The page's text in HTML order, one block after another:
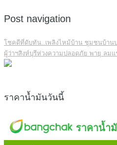
Post navigation
โชคดีที่ดับทัน..เพลิงไหม้บ้าน ชุมชนบ้าน
ผู้ว่าฯสิงห์บุรีห่วงความปลอดภัย พายุ ลม
ราคาน้ำมันวันนี้